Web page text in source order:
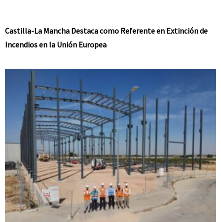
Castilla-La Mancha Destaca como Referente en Extinción de
Incendios en la Unión Europea